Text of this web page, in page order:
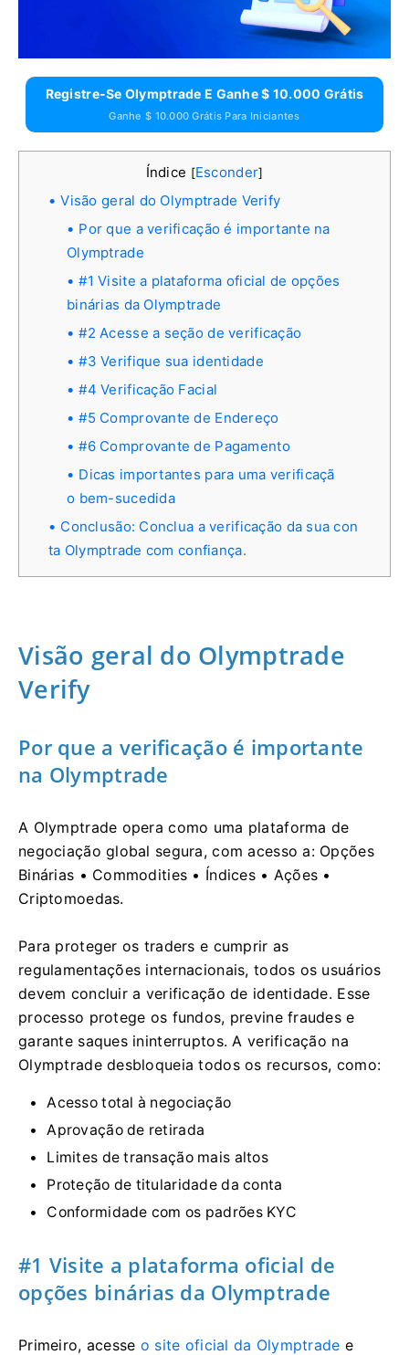
Registre-Se Olymptrade E Ganhe $ 10.000 Grátis
Ganhe $ 10.000 Grátis Para Iniciantes
Índice [Esconder]
Visão geral do Olymptrade Verify
Por que a verificação é importante na
Olymptrade
#1 Visite a plataforma oficial de opções
binárias da Olymptrade
#2 Acesse a seção de verificação
#3 Verifique sua identidade
#4 Verificação Facial
#5 Comprovante de Endereço
#6 Comprovante de Pagamento
Dicas importantes para uma verificaçã
o bem-sucedida
Conclusão: Conclua a verificação da sua con
ta Olymptrade com confiança.
Visão geral do Olymptrade
Verify
Por que a verificação é importante
na Olymptrade
A Olymptrade opera como uma plataforma de
negociação global segura, com acesso a: Opções
Binárias • Commodities • Índices • Ações •
Criptomoedas.
Para proteger os traders e cumprir as
regulamentações internacionais, todos os usuários
devem concluir a verificação de identidade. Esse
processo protege os fundos, previne fraudes e
garante saques ininterruptos. A verificação na
Olymptrade desbloqueia todos os recursos, como:
Acesso total à negociação
Aprovação de retirada
Limites de transação mais altos
Proteção de titularidade da conta
Conformidade com os padrões KYC
#1 Visite a plataforma oficial de
opções binárias da Olymptrade
Primeiro, acesse o site oficial da Olymptrade e